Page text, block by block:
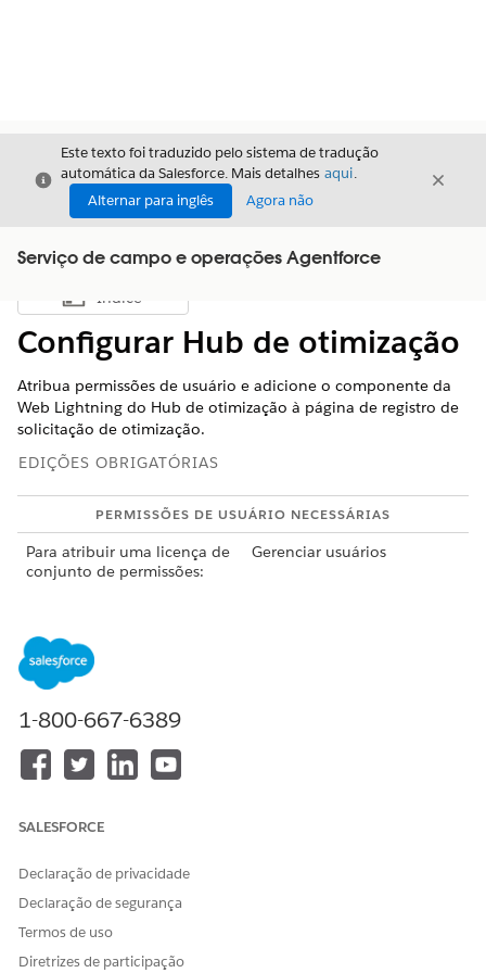
Fechar
Este texto foi traduzido pelo sistema de tradução
automática da Salesforce. Mais detalhes aqui.
Alternar para inglês
Agora não
Fechar
Serviço de campo e operações Agentforce
Mostrar índice
Índice
Configurar Hub de otimização
Atribua permissões de usuário e adicione o componente da
Web Lightning do Hub de otimização à página de registro de
solicitação de otimização.
EDIÇÕES OBRIGATÓRIAS
PERMISSÕES DE USUÁRIO NECESSÁRIAS
Para atribuir uma licença de
conjunto de permissões:
Gerenciar usuários
NOTAO Hub de otimização está disponível apenas quando
aprimorados.
Conjunto de permissões de administrador do Field
1-800-667-6389
SALESFORCE
Declaração de privacidade
Declaração de segurança
Termos de uso
Diretrizes de participação